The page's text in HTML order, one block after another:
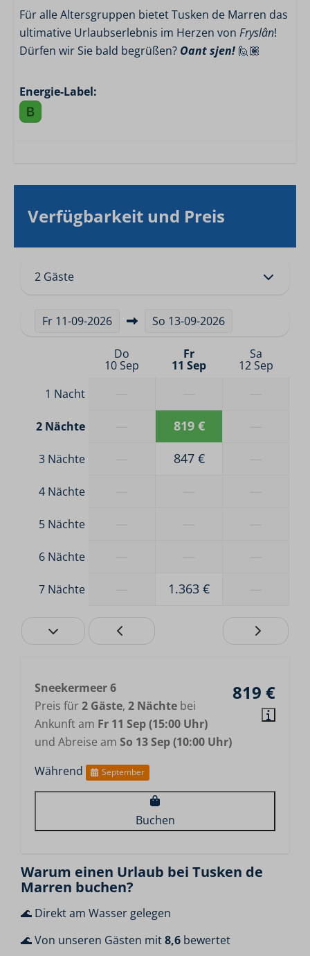
Für alle Altersgruppen bietet Tusken de Marren das
ultimative Urlaubserlebnis im Herzen von Fryslân!
Dürfen wir Sie bald begrüßen? Oant sjen! 🙋🏽
Energie-Label:
Verfügbarkeit und Preis
2 Gäste
Fr 11-09-2026 So 13-09-2026
Do
10 Sep
Fr
11 Sep
Sa
12 Sep
1 Nacht
2 Nächte 819 €
3 Nächte 847 €
4 Nächte
5 Nächte
6 Nächte
7 Nächte 1.363 €
819 €
Sneekermeer 6
Preis für2 Gäste, 2 Nächte bei
Ankunft am Fr 11 Sep (15:00 Uhr)
und Abreise am So 13 Sep (10:00 Uhr)
Während
September
Buchen
Warum einen Urlaub bei Tusken de
Marren buchen?
🌊 Direkt am Wasser gelegen
🌊 Von unseren Gästen mit8,6 bewertet